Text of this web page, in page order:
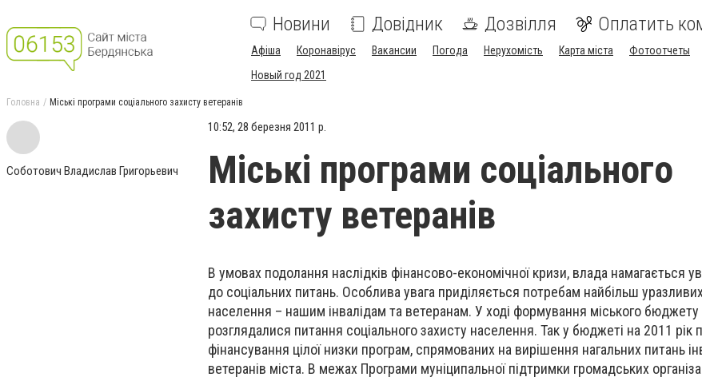
Новини Довідник Дозвілля Оплатить
Афіша Коронавірус Вакансии Погода Нерухомість Карта міста Фотоотчеты
Новый год 2021
Головна Міські програми соціального захисту ветеранів
Соботович Владислав Григорьевич
10:52, 28 березня 2011 р.
Міські програми соціального
захисту ветеранів
В умовах подолання наслідків фінансово-економічної кризи, влада намагається
до соціальних питань. Особлива увага приділяється потребам найбільш уразливих
населення – нашим інвалідам та ветеранам. У ході формування міського
розглядалися питання соціального захисту населення. Так у бюджеті на 2011 рік
фінансування цілої низки програм, спрямованих на вирішення нагальних питань
ветеранів міста. В межах Програми муніципальної підтримки громадських